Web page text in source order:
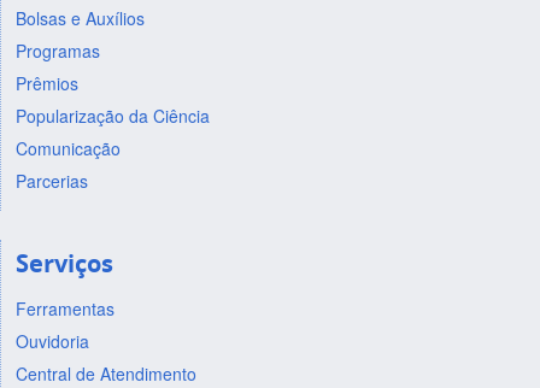
Bolsas e Auxílios
Programas
Prêmios
Popularização da Ciência
Comunicação
Parcerias
Serviços
Ferramentas
Ouvidoria
Central de Atendimento